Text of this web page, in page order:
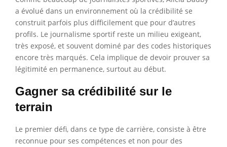
a évolué dans un environnement où la crédibilité se
construit parfois plus difficilement que pour d’autres
profils. Le journalisme sportif reste un milieu exigeant,
très exposé, et souvent dominé par des codes historiques
encore très marqués. Cela implique de devoir prouver sa
légitimité en permanence, surtout au début.
Gagner sa crédibilité sur le
terrain
Le premier défi, dans ce type de carrière, consiste à être
reconnue pour ses compétences et non pour des